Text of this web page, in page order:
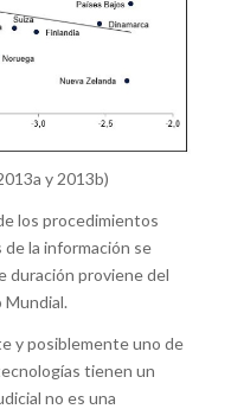
y 2013b)
los procedimientos
la información se
duración proviene del
y posiblemente uno de
tienen un
no es una